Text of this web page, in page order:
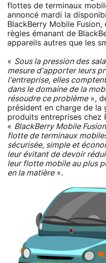
flottes de terminaux
annoncé mardi la
BlackBerry Mobile
règles émanant de
appareils autres que les
« Sous la pression des
mesure d'apporter leurs
l'entreprise, elles
dans le domaine de la
résoudre ce problème»,
président en charge de
produits entreprises chez
« BlackBerry Mobile
flotte de terminaux
sécurisée, simple et
leur évitant de devoir
leur flotte mobile au plus
en la matière».